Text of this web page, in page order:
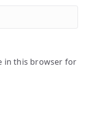
in this browser for